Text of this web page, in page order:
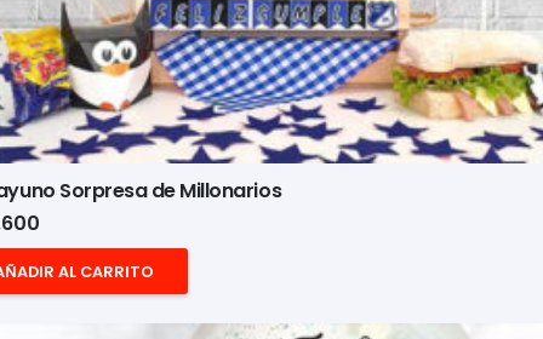
Sorpresa de Millonarios
AL CARRITO